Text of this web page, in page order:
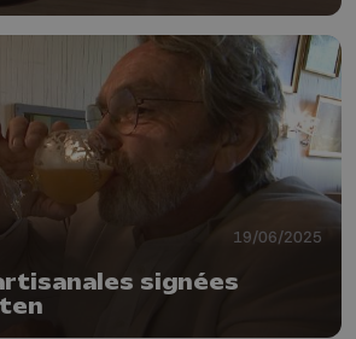
19/06/2025
signées